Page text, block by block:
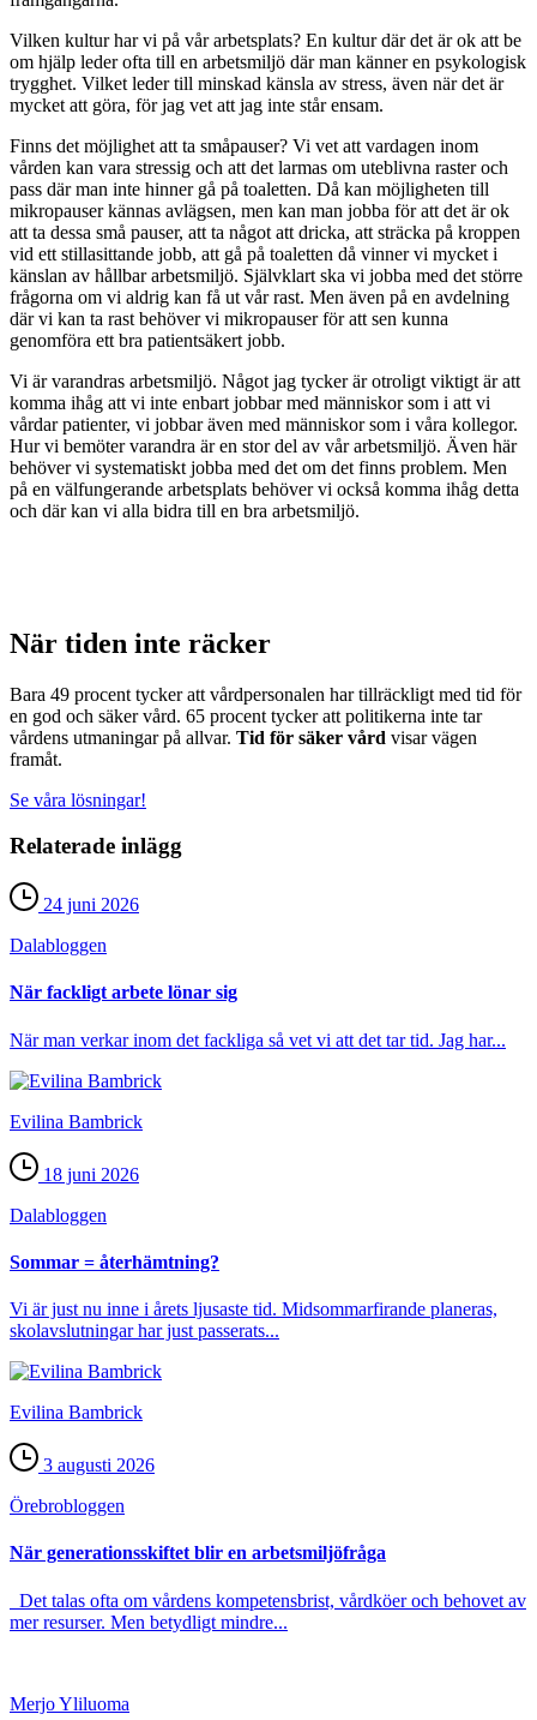
Vilken kultur har vi på vår arbetsplats? En kultur där det är ok att be
om hjälp leder ofta till en arbetsmiljö där man känner en psykologisk
trygghet. Vilket leder till minskad känsla av stress, även när det är
mycket att göra, för jag vet att jag inte står ensam.
Finns det möjlighet att ta småpauser? Vi vet att vardagen inom
vården kan vara stressig och att det larmas om uteblivna raster och
pass där man inte hinner gå på toaletten. Då kan möjligheten till
mikropauser kännas avlägsen, men kan man jobba för att det är ok
att ta dessa små pauser, att ta något att dricka, att sträcka på kroppen
vid ett stillasittande jobb, att gå på toaletten då vinner vi mycket i
känslan av hållbar arbetsmiljö. Självklart ska vi jobba med det större
frågorna om vi aldrig kan få ut vår rast. Men även på en avdelning
där vi kan ta rast behöver vi mikropauser för att sen kunna
genomföra ett bra patientsäkert jobb.
Vi är varandras arbetsmiljö. Något jag tycker är otroligt viktigt är att
komma ihåg att vi inte enbart jobbar med människor som i att vi
vårdar patienter, vi jobbar även med människor som i våra kollegor.
Hur vi bemöter varandra är en stor del av vår arbetsmiljö. Även här
behöver vi systematiskt jobba med det om det finns problem. Men
på en välfungerande arbetsplats behöver vi också komma ihåg detta
och där kan vi alla bidra till en bra arbetsmiljö.
När tiden inte räcker
Bara 49 procent tycker att vårdpersonalen har tillräckligt med tid för
en god och säker vård. 65 procent tycker att politikerna inte tar
vårdens utmaningar på allvar. Tid för säker vård visar vägen
framåt.
Se våra lösningar!
Relaterade inlägg
24 juni 2026
Dala­bloggen
När fackligt arbete lönar sig
När man verkar inom det fackliga så vet vi att det tar tid. Jag har...
Evilina Bambrick
18 juni 2026
Dala­bloggen
Sommar = återhämtning?
Vi är just nu inne i årets ljusaste tid. Midsommarfirande planeras,
skolavslutningar har just passerats...
Evilina Bambrick
3 augusti 2026
Örebro­bloggen
När generationsskiftet blir en arbetsmiljöfråga
Det talas ofta om vårdens kompetensbrist, vårdköer och behovet av
mer resurser. Men betydligt mindre...
Merjo Yliluoma